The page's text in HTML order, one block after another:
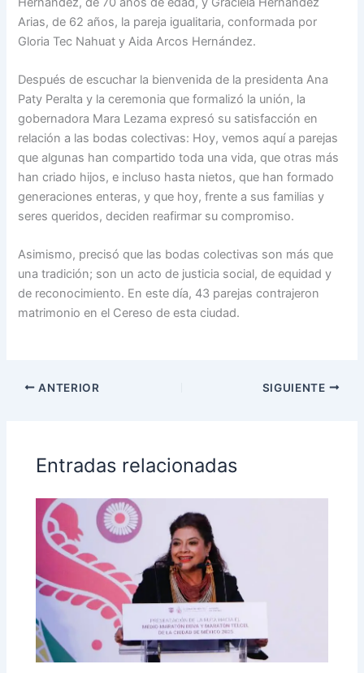
Arias, de 62 años, la pareja igualitaria, conformada por
Gloria Tec Nahuat y Aida Arcos Hernández.
Después de escuchar la bienvenida de la presidenta Ana
Paty Peralta y la ceremonia que formalizó la unión, la
gobernadora Mara Lezama expresó su satisfacción en
relación a las bodas colectivas: Hoy, vemos aquí a parejas
que algunas han compartido toda una vida, que otras más
han criado hijos, e incluso hasta nietos, que han formado
generaciones enteras, y que hoy, frente a sus familias y
seres queridos, deciden reafirmar su compromiso.
Asimismo, precisó que las bodas colectivas son más que
una tradición; son un acto de justicia social, de equidad y
de reconocimiento. En este día, 43 parejas contrajeron
matrimonio en el Cereso de esta ciudad.
ANTERIOR SIGUIENTE
Entradas relacionadas